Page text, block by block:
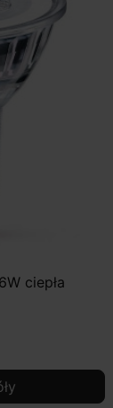
ciepła